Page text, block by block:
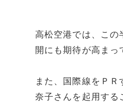
高松空港では、この
開にも期待が高まっ
また、国際線をＰ
奈子さんを起用する